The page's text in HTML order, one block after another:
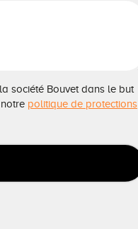
société Bouvet dans le but
politique de protections